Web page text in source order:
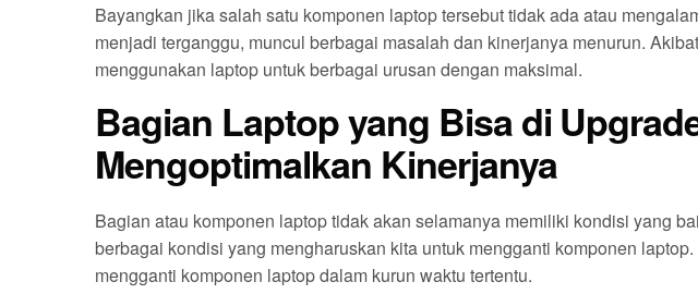
Bayangkan jika salah satu komponen laptop tersebut tidak ada atau
menjadi terganggu, muncul berbagai masalah dan kinerjanya menurun.
menggunakan laptop untuk berbagai urusan dengan maksimal.
Bagian Laptop yang Bisa di
Mengoptimalkan Kinerjanya
Bagian atau komponen laptop tidak akan selamanya memiliki kondisi yang
berbagai kondisi yang mengharuskan kita untuk mengganti komponen
mengganti komponen laptop dalam kurun waktu tertentu.